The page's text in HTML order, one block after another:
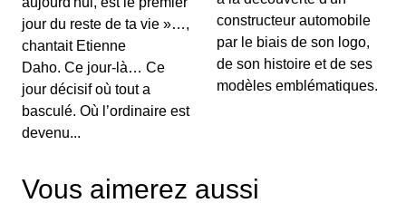
Renault Captur hybride rechargeable, la Suzuki...
S12E130: L'actu auto du 02 juillet 2020
00:03:25 - IL Y A 6 ANS
Le Grenadier, c’est un peu le successeur du
S12E129: L'actu auto du 1er juillet 2020
jour du reste de ta vie »…,
chantait Etienne
Daho. Ce jour-là… Ce
jour décisif où tout a
basculé. Où l’ordinaire est
devenu...
constructeur automobile
par le biais de son logo,
de son histoire et de ses
modèles emblématiques.
Vous aimerez aussi